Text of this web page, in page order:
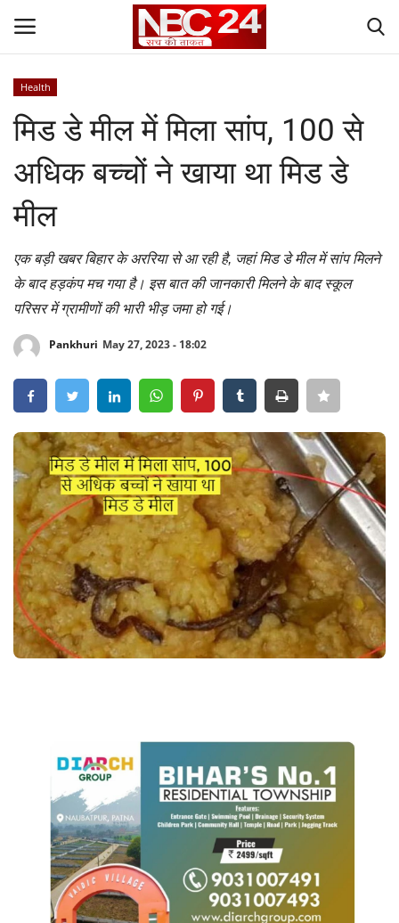
Contact
Gallery
National
World
State
Politics
Crime
Entertainment
Business
Sports
Lifestyle
Career
Weather
Language
Hindi Urdu English
Health
मिड डे मील में मिला सांप, 100 से
अधिक बच्चों ने खाया था मिड डे
मील
एक बड़ी खबर बिहार के अररिया से आ रही है, जहां मिड डे मील में सांप मिलने
के बाद हड़कंप मच गया है। इस बात की जानकारी मिलने के बाद स्कूल
परिसर में ग्रामीणों की भारी भीड़ जमा हो गई।
Pankhuri May 27, 2023 - 18:02